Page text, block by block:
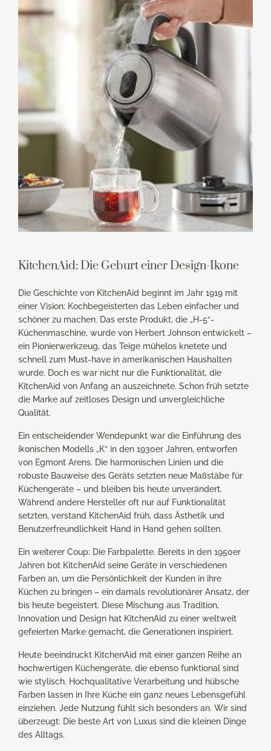
KitchenAid: Die Geburt einer Design-Ikone
Die Geschichte von KitchenAid beginnt im Jahr 1919 mit
einer Vision: Kochbegeisterten das Leben einfacher und
schöner zu machen. Das erste Produkt, die „H-5“-
Küchenmaschine, wurde von Herbert Johnson entwickelt –
ein Pionierwerkzeug, das Teige mühelos knetete und
schnell zum Must-have in amerikanischen Haushalten
wurde. Doch es war nicht nur die Funktionalität, die
KitchenAid von Anfang an auszeichnete. Schon früh setzte
die Marke auf zeitloses Design und unvergleichliche
Qualität.
Ein entscheidender Wendepunkt war die Einführung des
ikonischen Modells „K“ in den 1930er Jahren, entworfen
von Egmont Arens. Die harmonischen Linien und die
robuste Bauweise des Geräts setzten neue Maßstäbe für
Küchengeräte – und bleiben bis heute unverändert.
Während andere Hersteller oft nur auf Funktionalität
setzten, verstand KitchenAid früh, dass Ästhetik und
Benutzerfreundlichkeit Hand in Hand gehen sollten.
Ein weiterer Coup: Die Farbpalette. Bereits in den 1950er
Jahren bot KitchenAid seine Geräte in verschiedenen
Farben an, um die Persönlichkeit der Kunden in ihre
Küchen zu bringen – ein damals revolutionärer Ansatz, der
bis heute begeistert. Diese Mischung aus Tradition,
Innovation und Design hat KitchenAid zu einer weltweit
gefeierten Marke gemacht, die Generationen inspiriert.
Heute beeindruckt KitchenAid mit einer ganzen Reihe an
hochwertigen Küchengeräte, die ebenso funktional sind
wie stylisch. Hochqualitative Verarbeitung und hübsche
Farben lassen in Ihre Küche ein ganz neues Lebensgefühl
einziehen. Jede Nutzung fühlt sich besonders an. Wir sind
überzeugt: Die beste Art von Luxus sind die kleinen Dinge
des Alltags.